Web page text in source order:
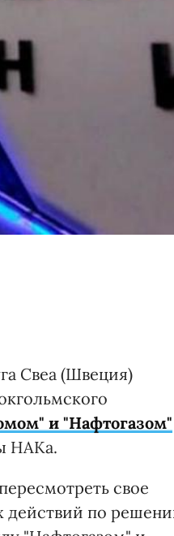
Свеа (Швеция)
и "Нафтогазом"
НАКа.
свое
действий по